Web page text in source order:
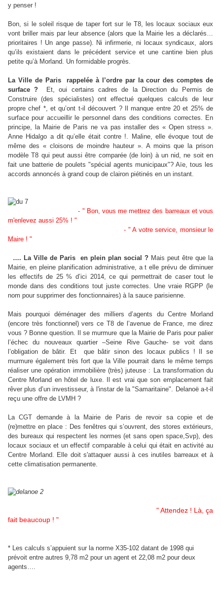
y penser !
Bon, si le soleil risque de taper fort sur le T8, les locaux sociaux eux
vont briller mais par leur absence (alors que la Mairie les a déclarés…
prioritaires ! Un ange passe). Ni infirmerie, ni locaux syndicaux, alors
qu’ils existaient dans le précédent service et une cantine bien plus
petite qu’à Morland. Un formidable progrès.
La Ville de Paris
rappelée à l’ordre par la cour des comptes de
surface ?
Et, oui certains cadres de la Direction du Permis de
Construire (des spécialistes) ont effectué quelques calculs de leur
propre chef *, et qu’ont t-il découvert ? Il manque entre 20 et 25% de
surface pour accueillir le personnel dans des conditions correctes. En
principe, la Mairie de Paris ne va pas installer des « Open stress ».
Anne Hidalgo a dit qu’elle était contre !. Maline, elle évoque tout de
même des « cloisons de moindre hauteur ». A moins que la prison
modèle T8 qui peut aussi être comparée (de loin) à un nid, ne soit en
fait une batterie de poulets "spécial agents municipaux"? Aïe, tous les
accords annoncés à grand coup de clairon piétinés en un instant.
- " Bon, vous me mettrez des barreaux et vous
m'enlevez aussi 25% ! "
- " A votre service, monsieur le
Maire ! "
…. La Ville de Paris en plein plan social ? Mais peut être que la
Mairie, en pleine planification administrative, a t elle prévu de diminuer
les effectifs de 25 % d’ici 2014, ce qui permettrait de caser tout le
monde dans des conditions tout juste correctes. Une vraie RGPP (le
nom pour supprimer des fonctionnaires) à la sauce parisienne.
Mais pourquoi déménager des milliers d’agents du Centre Morland
(encore très fonctionnel) vers ce T8 de l’avenue de France, me direz
vous ? Bonne question. Il se murmure que la Mairie de Paris pour palier
l’échec du nouveaux quartier –Seine Rive Gauche- se voit dans
l’obligation de bâtir. Et que bâtir sinon des locaux publics ! Il se
murmure également très fort que la Ville pourrait dans le même temps
réaliser une opération immobilière (très) juteuse : La transformation du
Centre Morland en hôtel de luxe. Il est vrai que son emplacement fait
rêver plus d’un investisseur, à l'instar de la "Samaritaine". Delanoë a-t-il
reçu une offre de LVMH ?
La CGT demande à la Mairie de Paris de revoir sa copie et de
(re)mettre en place : Des fenêtres qui s’ouvrent, des stores extérieurs,
des bureaux qui respectent les normes (et sans open space,Svp), des
locaux sociaux et un effectif comparable à celui qui était en activité au
Centre Morland. Elle doit s'attaquer aussi à ces inutiles barreaux et à
cette climatisation permanente.
" Attendez ! Là, ça
fait beaucoup ! "
* Les calculs s’appuient sur la norme X35-102 datant de 1998 qui
prévoit entre autres 9,78 m2 pour un agent et 22,08 m2 pour deux
agents….